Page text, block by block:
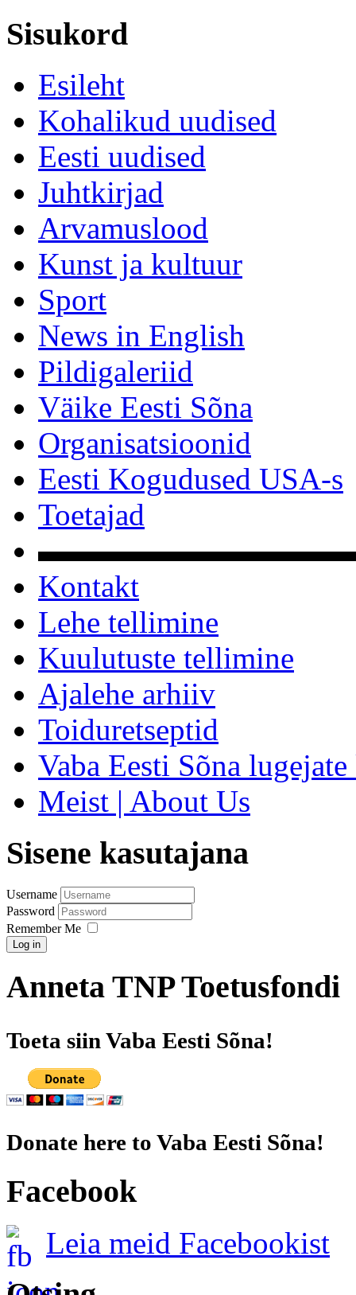
Sisukord
Esileht
Kohalikud uudised
Eesti uudised
Juhtkirjad
Arvamuslood
Kunst ja kultuur
Sport
News in English
Pildigaleriid
Väike Eesti Sõna
Organisatsioonid
Eesti Kogudused USA-s
Toetajad
Kontakt
Lehe tellimine
Kuulutuste tellimine
Ajalehe arhiiv
Toiduretseptid
Vaba Eesti Sõna
Meist | About Us
Sisene kasutajana
Username
Password
Remember Me
Log in
Anneta TNP Toetusfondi
Toeta siin Vaba Eesti Sõna!
Donate here to Vaba Eesti Sõna!
Facebook
Leia meid Facebookist